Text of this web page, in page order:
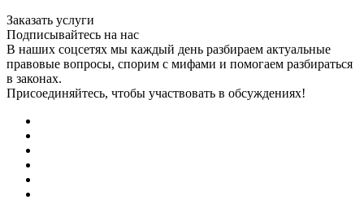
Заказать услуги
Подписывайтесь на нас
В наших соцсетях мы каждый день разбираем актуальные
правовые вопросы, спорим с мифами и помогаем разбираться
в законах.
Присоединяйтесь, чтобы участвовать в обсуждениях!